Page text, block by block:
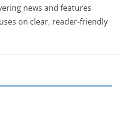
news and features
on clear, reader-friendly